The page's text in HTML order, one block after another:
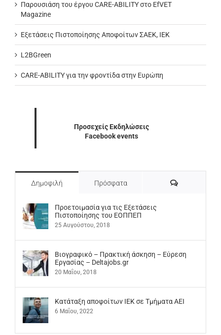
Παρουσιάση του έργου CARE-ABILITY στο EfVET
Magazine
Εξετάσεις Πιστοποίησης Αποφοίτων ΣΑΕΚ, ΙΕΚ
L2BGreen
CARE-ABILITY για την φροντίδα στην Ευρώπη
Προσεχείς Εκδηλώσεις
Facebook events
Δημοφιλή Πρόσφατα Σχόλια
Προετοιμασία για τις Εξετάσεις
Πιστοποίησης του ΕΟΠΠΕΠ
25 Αυγούστου, 2018
Βιογραφικό – Πρακτική άσκηση – Εύρεση
Εργασίας – Deltajobs.gr
20 Μαΐου, 2018
Kατάταξη αποφοίτων ΙΕΚ σε Τμήματα ΑΕΙ
6 Μαΐου, 2022